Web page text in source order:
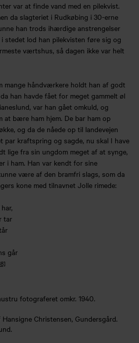
var at finde vand med en pilekvist.
da slagteriet i Rudkøbing i 30-erne
han trods ihærdige anstrengelser
stedet lod han pilekvisten føre sig og
værtshus, så dagen ikke var helt
mange håndværkere holdt han af godt
han havde fået for meget gammelt øl
var han gået omkuld, og
at bære ham hjem. De bar ham op
og da de nåede op til landevejen
par kraftspring og sagde, nu skal I have
lige fra sin ungdom meget af at synge,
i ham. Han var kendt for sine
være af den bramfri slags, som da
kone med tilnavnet Jolle rimede:
tar
går
fotograferet omkr. 1940.
Christensen, Gundersgård.